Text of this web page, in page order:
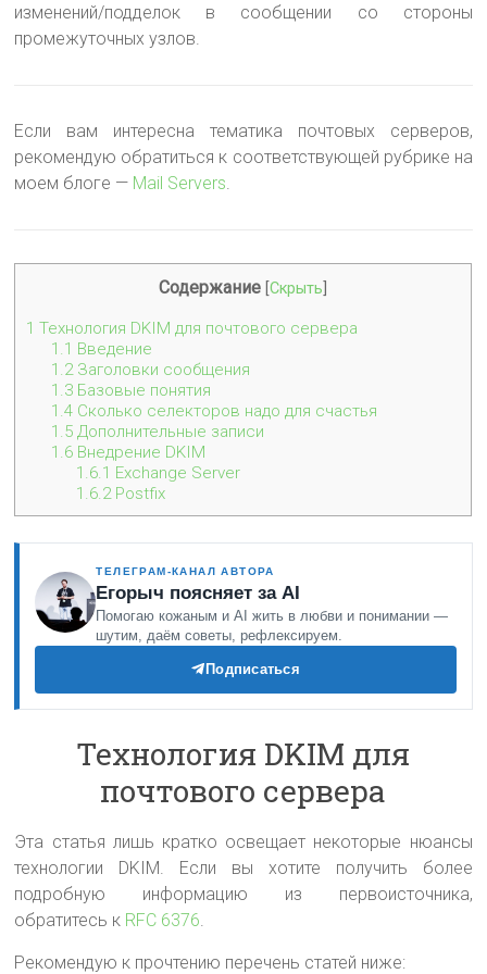
изменений/подделок в сообщении со стороны
промежуточных узлов.
Если вам интересна тематика почтовых серверов,
рекомендую обратиться к соответствующей рубрике на
моем блоге — Mail Servers.
Содержание [Скрыть
1 Технология DKIM для почтового сервера
1.1 Введение
1.2Заголовки сообщения
1.3 Базовые понятия
1.4 Сколько селекторов надо для счастья
1.5 Дополнительные записи
1.6 Внедрение DKIM
1.6.1 Exchange Server
1.6.2Postfix
ТЕЛЕГРАМ-КАНАЛ АВТОРА
Егорыч поясняет за AI
Помогаю кожаным и AI жить в любви и понимании —
шутим, даём советы, рефлексируем.
Подписаться
Технология DKIM для
почтового сервера
Эта статья лишь кратко освещает некоторые нюансы
технологии DKIM. Если вы хотите получить более
подробную информацию из первоисточника,
обратитесь к RFC 6376.
Рекомендую к прочтению перечень статей ниже: